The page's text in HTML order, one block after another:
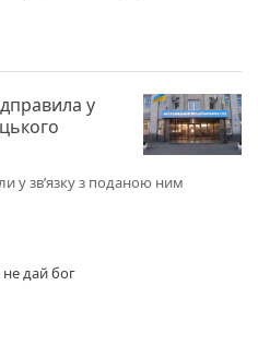
кого на серверах лежали? Бо
на одного все навішили ,
у
у зв’язку з поданою ним
дай бог